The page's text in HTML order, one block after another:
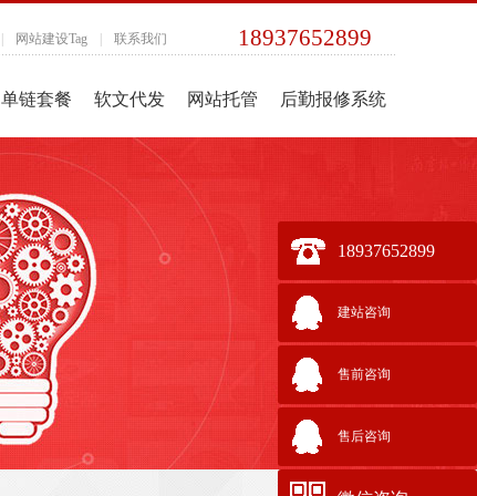
网站建设Tag 联系我们 18937652899
单链套餐 软文代发 网站托管 后勤报修系统
18937652899
建站咨询
售前咨询
售后咨询